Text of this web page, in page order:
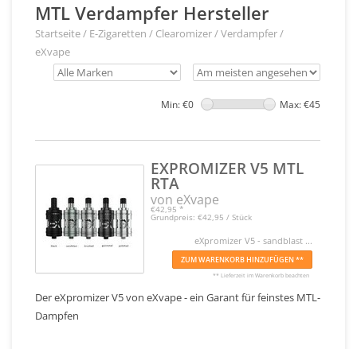
MTL Verdampfer Hersteller
Startseite/ E-Zigaretten / Clearomizer / Verdampfer/
eXvape
Min: €0 Max: €45
EXPROMIZER V5 MTL
RTA
von eXvape
€42,95 *
Grundpreis: €42,95 / Stück
eXpromizer V5 - sandblast ...
ZUM WARENKORB HINZUFÜGEN **
** Lieferzeit im Warenkorb beachten
Der eXpromizer V5 von eXvape - ein Garant für feinstes MTL-
Dampfen